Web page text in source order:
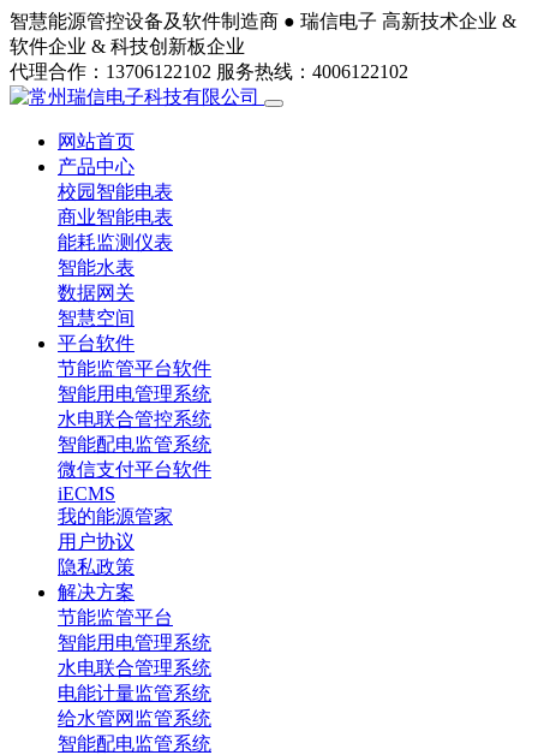
智慧能源管控设备及软件制造商 ● 瑞信电子 高新技术企业 &
软件企业 & 科技创新板企业
代理合作：13706122102 服务热线：4006122102
网站首页
产品中心
校园智能电表
商业智能电表
能耗监测仪表
智能水表
数据网关
智慧空间
平台软件
节能监管平台软件
智能用电管理系统
水电联合管控系统
智能配电监管系统
微信支付平台软件
iECMS
我的能源管家
用户协议
隐私政策
解决方案
节能监管平台
智能用电管理系统
水电联合管理系统
电能计量监管系统
给水管网监管系统
智能配电监管系统